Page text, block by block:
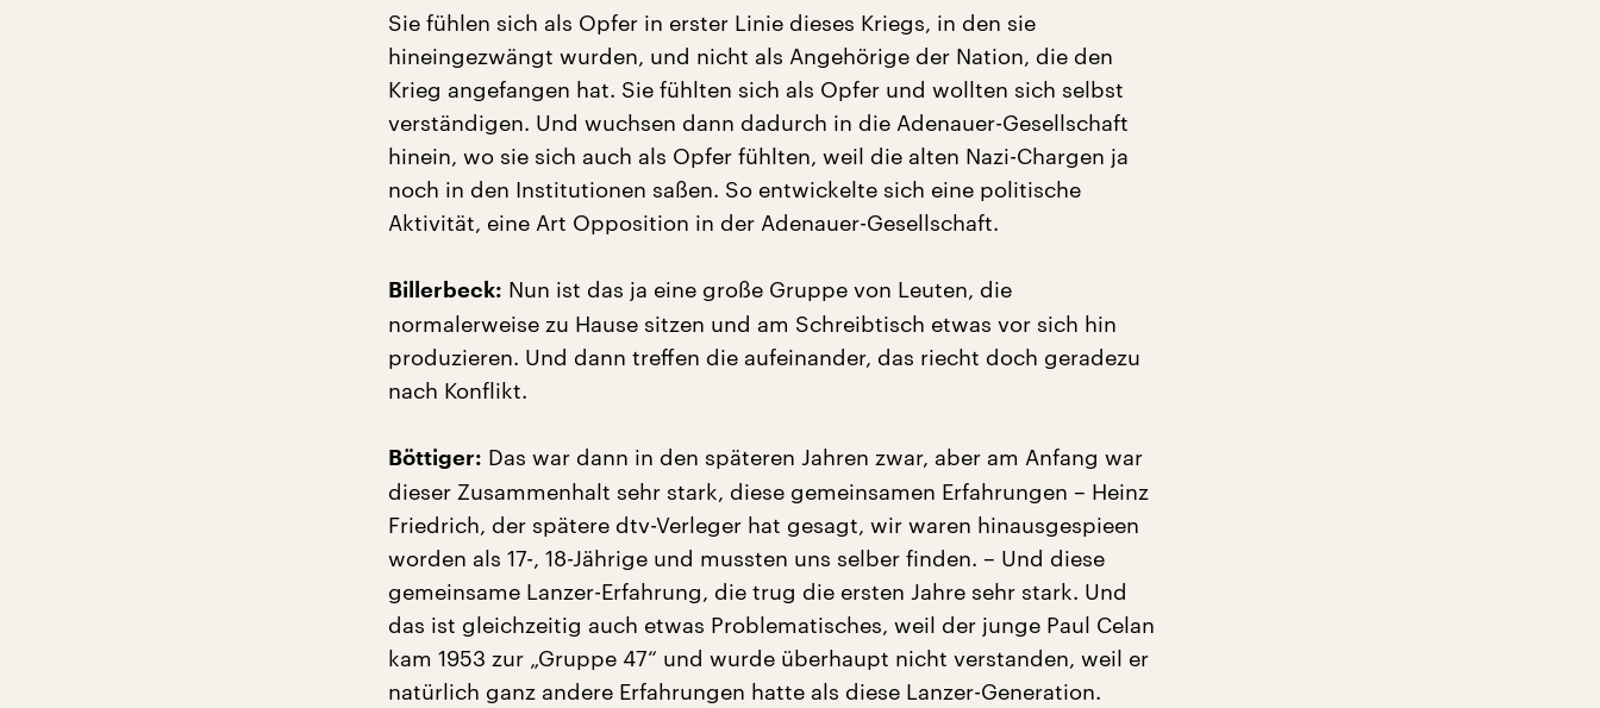
Sie fühlen sich als Opfer in erster Linie dieses Kriegs, in den sie
hineingezwängt wurden, und nicht als Angehörige der Nation, die den
Krieg angefangen hat. Sie fühlten sich als Opfer und wollten sich selbst
verständigen. Und wuchsen dann dadurch in die Adenauer-Gesellschaft
hinein, wo sie sich auch als Opfer fühlten, weil die alten Nazi-Chargen ja
noch in den Institutionen saßen. So entwickelte sich eine politische
Aktivität, eine Art Opposition in der Adenauer-Gesellschaft.
Billerbeck: Nun ist das ja eine große Gruppe von Leuten, die
normalerweise zu Hause sitzen und am Schreibtisch etwas vor sich hin
produzieren. Und dann treffen die aufeinander, das riecht doch geradezu
nach Konflikt.
Böttiger: Das war dann in den späteren Jahren zwar, aber am Anfang war
dieser Zusammenhalt sehr stark, diese gemeinsamen Erfahrungen – Heinz
Friedrich, der spätere dtv-Verleger hat gesagt, wir waren hinausgespieen
worden als 17-, 18-Jährige und mussten uns selber finden. – Und diese
gemeinsame Lanzer-Erfahrung, die trug die ersten Jahre sehr stark. Und
das ist gleichzeitig auch etwas Problematisches, weil der junge Paul Celan
kam 1953 zur „Gruppe 47“ und wurde überhaupt nicht verstanden, weil er
natürlich ganz andere Erfahrungen hatte als diese Lanzer-Generation.